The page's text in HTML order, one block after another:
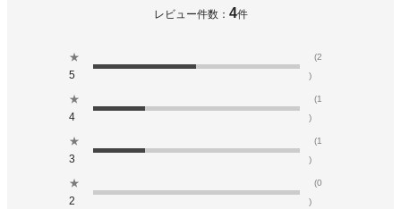
レビュー件数： 4件
★
5
(2
)
★
4
(1
)
★
3
(1
)
★
2
(0
)